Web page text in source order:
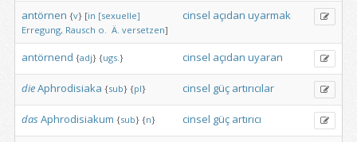
antörnen {v} [in [sexuelle]
Erregung, Rausch o. Ä. versetzen]
cinsel açıdan uyarmak
antörnend {adj} {ugs.} cinsel açıdan uyaran
dieAphrodisiaka {sub} {pl} cinsel güç artırıcılar
dasAphrodisiakum {sub} {n} cinsel güç artırıcı